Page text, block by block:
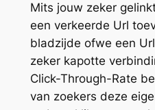
Mits jouw zeker
een verkeerde Url
bladzijde ofwe een
zeker kapotte
Click-Through-Rate
van zoekers deze